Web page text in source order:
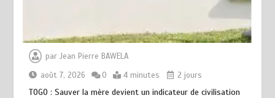
parJean Pierre BAWELA
août 7, 2026
0 4 minutes 2 jours
TOGO : Sauver la mère devient un indicateur de civilisation